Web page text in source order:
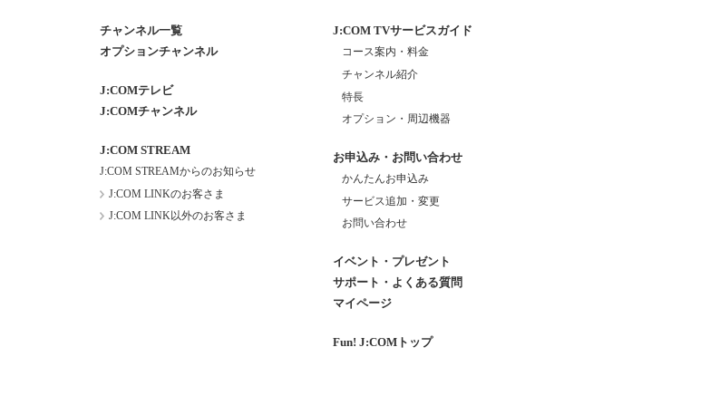
チャンネル一覧
オプションチャンネル
J:COMテレビ
J:COMチャンネル
J:COM STREAM
J:COM STREAMからのお知らせ
J:COM LINKのお客さま
J:COM LINK以外のお客さま
J:COM TVサービスガイド
コース案内・料金
チャンネル紹介
特長
オプション・周辺機器
お申込み・お問い合わせ
かんたんお申込み
サービス追加・変更
お問い合わせ
イベント・プレゼント
サポート・よくある質問
マイページ
Fun! J:COMトップ